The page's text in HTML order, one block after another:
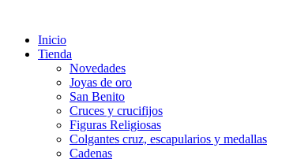
contenido
Inicio
Tienda
Novedades
Joyas de oro
San Benito
Cruces y crucifijos
Figuras Religiosas
Colgantes cruz, escapularios y medallas
Cadenas